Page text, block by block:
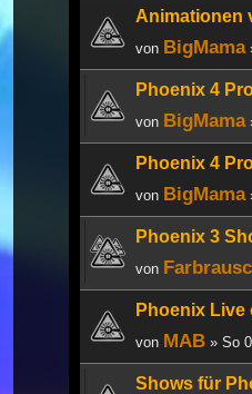
Animationen
von BigMama
Phoenix 4
von BigMama
Phoenix 4
von BigMama
Phoenix 3
von
Phoenix Live
von MAB » So
Shows für